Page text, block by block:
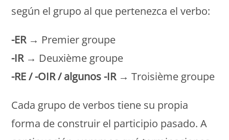
según el grupo al que pertenezca el verbo:
-ER→ Premier groupe
-IR→ Deuxième groupe
-RE / -OIR / algunos -IR→ Troisième groupe
Cada grupo de verbos tiene su propia
forma de construir el participio pasado. A